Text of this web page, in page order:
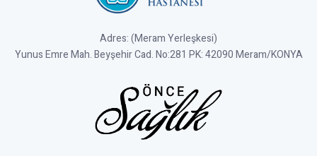
Adres: (Meram Yerleşkesi)
Yunus Emre Mah. Beyşehir Cad. No:281 PK: 42090 Meram/KONYA